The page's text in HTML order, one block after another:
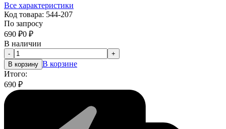
Все характеристики
Код товара: 544-207
По запросу
690 ₽0 ₽
В наличии
-
+
В корзину В корзине
Итого:
690 ₽